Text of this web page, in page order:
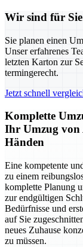
Wir sind für
Sie planen einen
Unser erfahrenes
letzten Karton zur
termingerecht.
Jetzt schnell
Komplette
Ihr Umzug von
Händen
Eine kompetente
zu einem
komplette Planung
zur endgültigen
Bedürfnisse und
auf Sie
neues Zuhause
zu müssen.